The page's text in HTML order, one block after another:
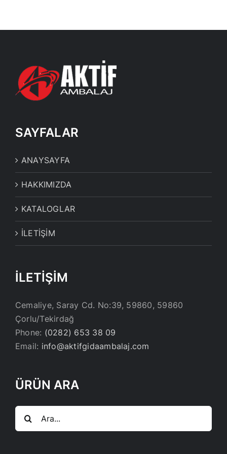
SAYFALAR
ANAYSAYFA
HAKKIMIZDA
KATALOGLAR
İLETİŞİM
İLETİŞİM
Cemaliye, Saray Cd. No:39, 59860, 59860
Çorlu/Tekirdağ
Phone: (0282) 653 38 09
Email: info@aktifgidaambalaj.com
ÜRÜN ARA
Ara: